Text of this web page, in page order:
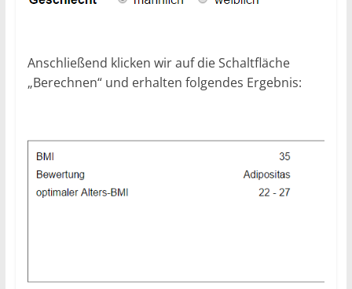
Anschließend klicken wir auf die Schaltfläche
„Berechnen“ und erhalten folgendes Ergebnis: